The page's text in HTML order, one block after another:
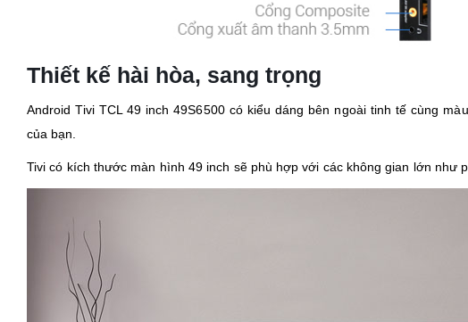
Thiết kế hài hòa, sang trọng
Android Tivi TCL 49 inch 49S6500 có kiểu dáng bên ngoài tinh tế cùng
của bạn.
Tivi có kích thước màn hình 49 inch sẽ phù hợp với các không gian lớn như